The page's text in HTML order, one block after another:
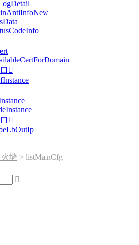


火墙 > listMainCfg
